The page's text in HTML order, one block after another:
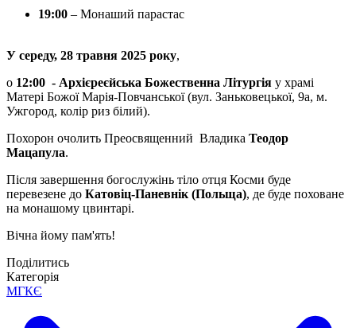
19:00 – Монаший парастас
У середу, 28 травня 2025 року,
о 12:00 - Архієреєйська Божественна Літургія у храмі
Матері Божої Марія-Повчанської (вул. Заньковецької, 9а, м.
Ужгород, колір риз білий).
Похорон очолить Преосвященний Владика Теодор
Мацапула.
Після завершення богослужінь тіло отця Косми буде
перевезене до Катовіц-Паневнік (Польща), де буде поховане
на монашому цвинтарі.
Вічна йому пам'ять!
Поділитись
Категорія
МГКЄ